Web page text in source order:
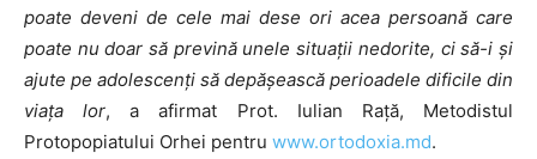
poate deveni de cele mai dese ori acea persoană care
poate nu doar să prevină unele situații nedorite, ci să-i și
ajute pe adolescenți să depășească perioadele dificile din
viața lor, a afirmat Prot. Iulian Rață, Metodistul
Protopopiatului Orhei pentru www.ortodoxia.md.